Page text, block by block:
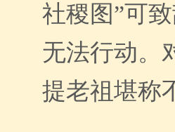
社稷图”可
无法行动。
提老祖堪称